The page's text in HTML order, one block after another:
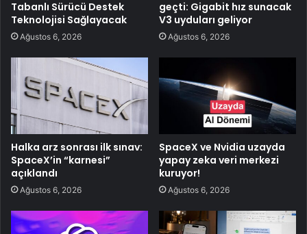
Tabanlı Sürücü Destek
Teknolojisi Sağlayacak
Ağustos 6, 2026
geçti: Gigabit hız sunacak
V3 uyduları geliyor
Ağustos 6, 2026
Halka arz sonrası ilk sınav:
SpaceX’in “karnesi”
açıklandı
Ağustos 6, 2026
SpaceX ve Nvidia uzayda
yapay zeka veri merkezi
kuruyor!
Ağustos 6, 2026